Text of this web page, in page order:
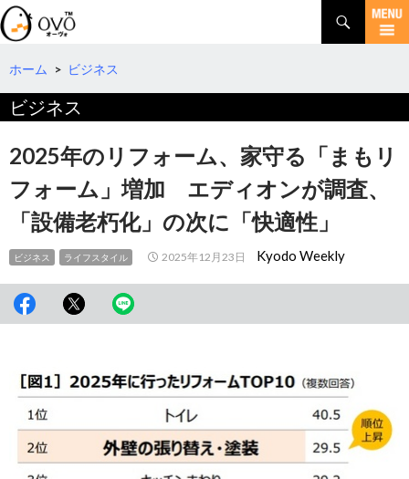
検
索
コ
テ
へ
動
ホーム > ビジネス
ビジネス
2025年のリフォーム、家守る「まもリ
フォーム」増加 エディオンが調査、
「設備老朽化」の次に「快適性」
ビジネス ライフスタイル 2025年12月23日 Kyodo Weekly